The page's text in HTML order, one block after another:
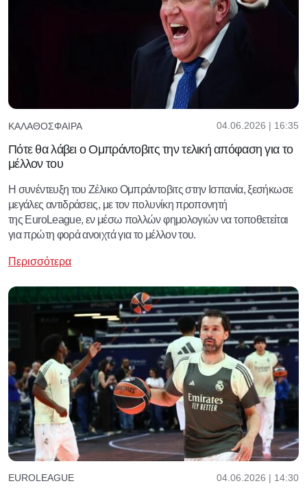
ΚΑΛΑΘΌΣΦΑΙΡΑ 04.06.2026 | 16:35
Πότε θα λάβει ο Ομπράντοβιτς την τελική απόφαση για το
μέλλον του
Η συνέντευξη του Ζέλικο Ομπράντοβιτς στην Ισπανία, ξεσήκωσε
μεγάλες αντιδράσεις, με τον πολυνίκη προπονητή
της EuroLeague, εν μέσω πολλών φημολογιών να τοποθετείται
για πρώτη φορά ανοιχτά για το μέλλον του.
Περισσότερα
EUROLEAGUE 04.06.2026 | 14:30